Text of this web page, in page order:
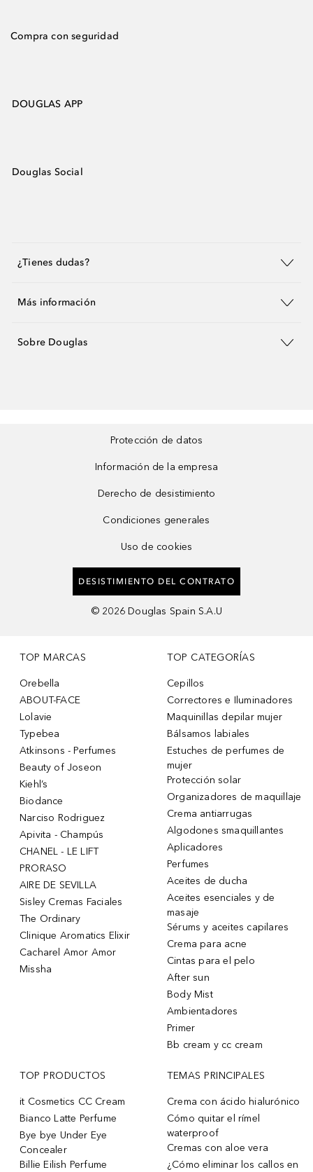
Compra con seguridad
DOUGLAS APP
Douglas Social
¿Tienes dudas?
Más información
Sobre Douglas
Protección de datos
Información de la empresa
Derecho de desistimiento
Condiciones generales
Uso de cookies
DESISTIMIENTO DEL CONTRATO
© 2026 Douglas Spain S.A.U
TOP MARCAS
Orebella
ABOUT-FACE
Lolavie
Typebea
Atkinsons - Perfumes
Beauty of Joseon
Kiehl’s
Biodance
Narciso Rodriguez
Apivita - Champús
CHANEL - LE LIFT
PRORASO
AIRE DE SEVILLA
Sisley Cremas Faciales
The Ordinary
Clinique Aromatics Elixir
Cacharel Amor Amor
Missha
TOP CATEGORÍAS
Cepillos
Correctores e Iluminadores
Maquinillas depilar mujer
Bálsamos labiales
Estuches de perfumes de
mujer
Protección solar
Organizadores de maquillaje
Crema antiarrugas
Algodones smaquillantes
Aplicadores
Perfumes
Aceites de ducha
Aceites esenciales y de
masaje
Sérums y aceites capilares
Crema para acne
Cintas para el pelo
After sun
Body Mist
Ambientadores
Primer
Bb cream y cc cream
TOP PRODUCTOS
it Cosmetics CC Cream
Bianco Latte Perfume
Bye bye Under Eye
Concealer
Billie Eilish Perfume
TEMAS PRINCIPALES
Crema con ácido hialurónico
Cómo quitar el rímel
waterproof
Cremas con aloe vera
¿Cómo eliminar los callos en